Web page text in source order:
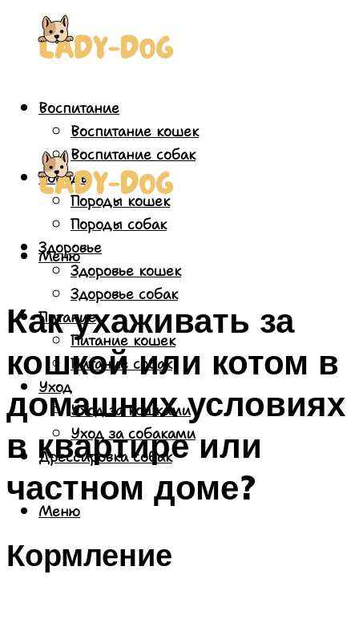
Воспитание
Воспитание кошек
Воспитание собак
Породы
Породы кошек
Породы собак
Здоровье
Здоровье кошек
Здоровье собак
Питание
Питание кошек
Питание собак
Уход
Уход за кошками
Уход за собаками
Дрессировка собак
Меню
Меню
Как ухаживать за
кошкой или котом в
домашних условиях
в квартире или
частном доме?
Кормление